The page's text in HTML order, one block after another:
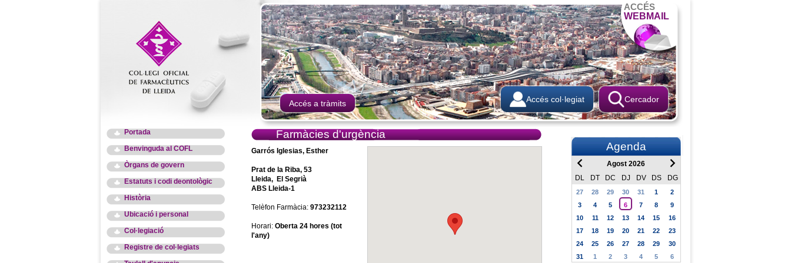
ACCÉS
WEBMAIL
Accés a tràmits Cercador
Accés col·legiat
Portada
Benvinguda al COFL
Òrgans de govern
Estatuts i codi deontològic
Història
Ubicació i personal
Col·legiació
Registre de col·legiats
Farmàcies d'urgència
Garrós Iglesias, Esther
Prat de la Riba, 53
Lleida, El Segrià
ABS Lleida-1
Telèfon Farmàcia: 973232112
Horari: Oberta 24 hores (tot
l'any)
Agenda
Agost 2026
DL
DT DC DJ DV DS DG
27 28 29 30 31 1
2
3
4 5 6 7 8
9
10
11 12 13 14 15
16
17
18 19 20 21 22
23
24
25 26 27 28 29
30
31
1 2 3 4 5 6